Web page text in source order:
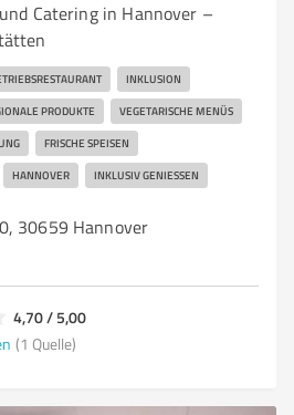
Catering in Hannover –
INKLUSION
PRODUKTE VEGETARISCHE MENÜS
FRISCHE SPEISEN
HANNOVER INKLUSIV GENIESSEN
30659 Hannover
4,70 / 5,00
(1 Quelle)